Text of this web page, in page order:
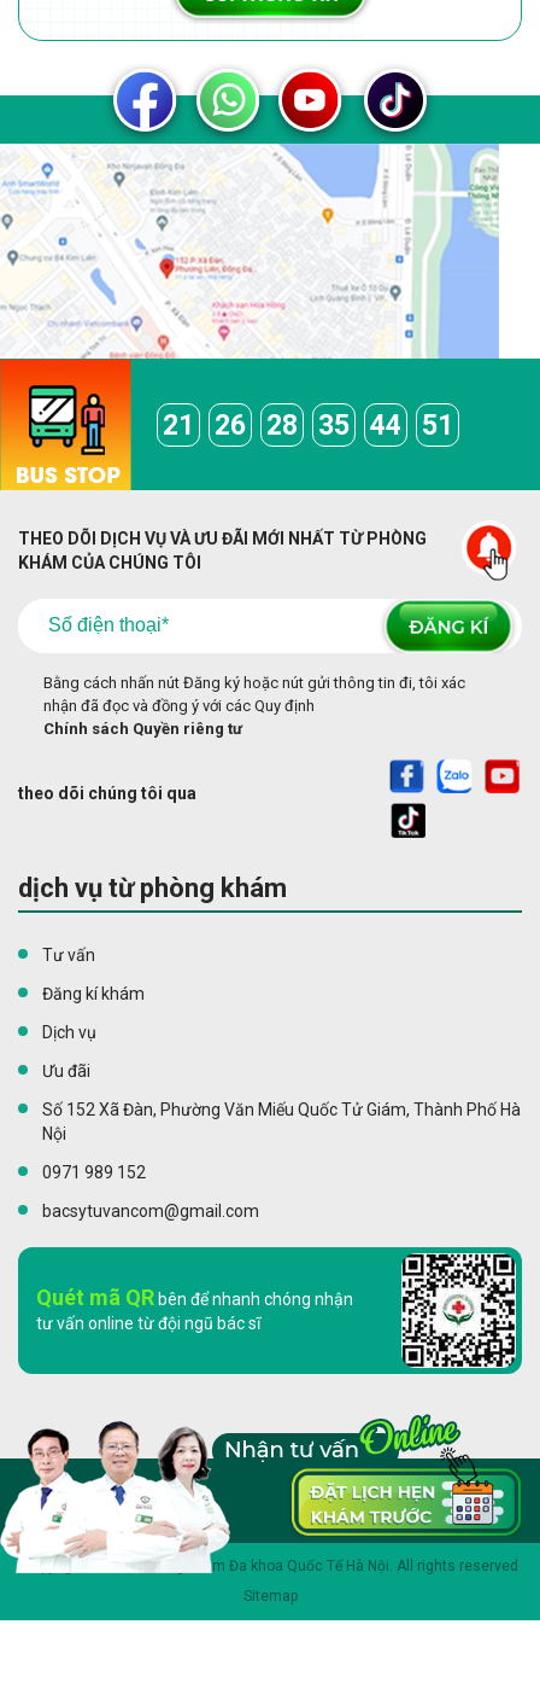
21 26 28 35 44 51
THEO DÕI DỊCH VỤ VÀ ƯU ĐÃI MỚI NHẤT TỪ PHÒNG
KHÁM CỦA CHÚNG TÔI
Bằng cách nhấn nút Đăng ký hoặc nút gửi thông tin đi, tôi xác
nhận đã đọc và đồng ý với các Quy định
Chính sách Quyền riêng tư
theo dõi chúng tôi qua
dịch vụ từ phòng khám
Tư vấn
Đăng kí khám
Dịch vụ
Ưu đãi
Số 152 Xã Đàn, Phường Văn Miếu Quốc Tử Giám, Thành Phố Hà
Nội
0971 989 152
bacsytuvancom@gmail.com
Quét mã QR bên để nhanh chóng nhận
tư vấn online từ đội ngũ bác sĩ
Copyright 2023 © Phòng khám Đa khoa Quốc Tế Hà Nội. All rights reserved
Sitemap